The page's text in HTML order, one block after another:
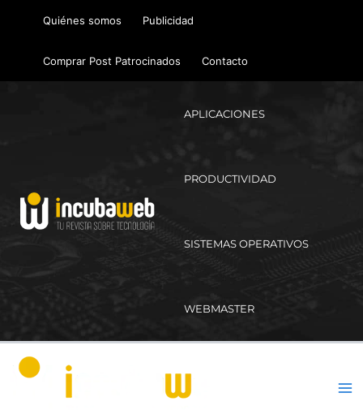
Quiénes somos Publicidad
Comprar Post Patrocinados Contacto
APLICACIONES
PRODUCTIVIDAD
SISTEMAS OPERATIVOS
WEBMASTER